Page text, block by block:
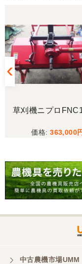
草刈機ニプロ
363,000
中古農機市場UMM